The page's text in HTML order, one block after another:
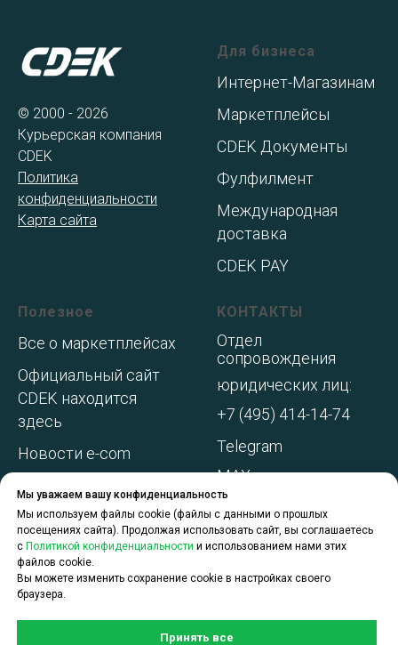
Мы уважаем вашу конфиденциальность
Мы используем файлы cookie (файлы с данными о прошлых
посещениях сайта). Продолжая использовать сайт, вы соглашаетесь
с Политикой конфиденциальности и использованием нами этих
файлов cookie.
Вы можете изменить сохранение cookie в настройках своего
браузера.
Принять все
© 2000 - 2026
Курьерская компания
CDEK
Политика
конфиденциальности
Карта сайта
Для бизнеса
Интернет-Магазинам
Маркетплейсы
CDEK Документы
Фулфилмент
Международная
доставка
CDEK PAY
Полезное
Все о маркетплейсах
Официальный сайт
CDEK находится
здесь
Новости e-com
Акции и
спецпредложения
О компании
КОНТАКТЫ
Отдел
сопровождения
юридических лиц:
+7 (495) 414-14-74
Telegram
MAX